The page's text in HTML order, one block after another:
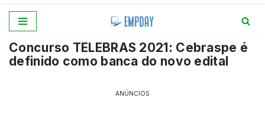
para
o
Concurso TELEBRAS 2021: Cebraspe é
definido como banca do novo edital
ANÚNCIOS